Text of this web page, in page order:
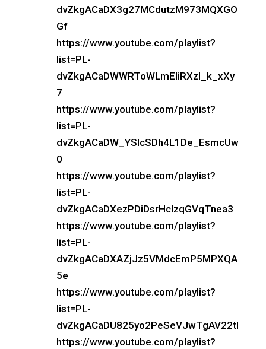
dvZkgACaDX3g27MCdutzM973MQXGO
Gf
https://www.youtube.com/playlist?
list=PL-
dvZkgACaDWWRToWLmEliRXzl_k_xXy
7
https://www.youtube.com/playlist?
list=PL-
dvZkgACaDW_YSlcSDh4L1De_EsmcUw
0
https://www.youtube.com/playlist?
list=PL-
dvZkgACaDXezPDiDsrHcIzqGVqTnea3
https://www.youtube.com/playlist?
list=PL-
dvZkgACaDXAZjJz5VMdcEmP5MPXQA
5e
https://www.youtube.com/playlist?
list=PL-
dvZkgACaDU825yo2PeSeVJwTgAV22tI
https://www.youtube.com/playlist?